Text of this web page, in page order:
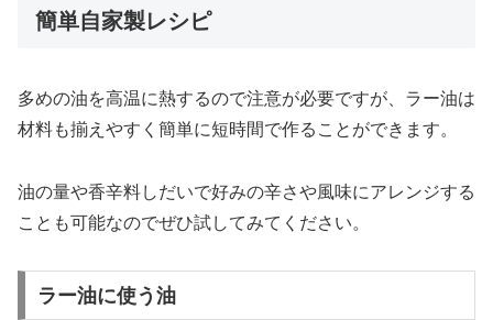
簡単自家製レシピ
多めの油を高温に熱するので注意が必要ですが、ラー油は
材料も揃えやすく簡単に短時間で作ることができます。
油の量や香辛料しだいで好みの辛さや風味にアレンジする
ことも可能なのでぜひ試してみてください。
ラー油に使う油